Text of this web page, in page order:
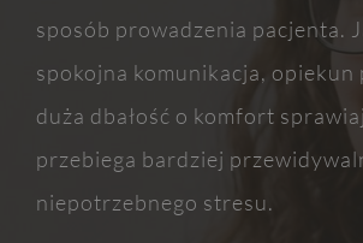
sposób prowadzenia pacjenta.
spokojna komunikacja, opiekun
duża dbałość o komfort
przebiega bardziej
niepotrzebnego stresu.